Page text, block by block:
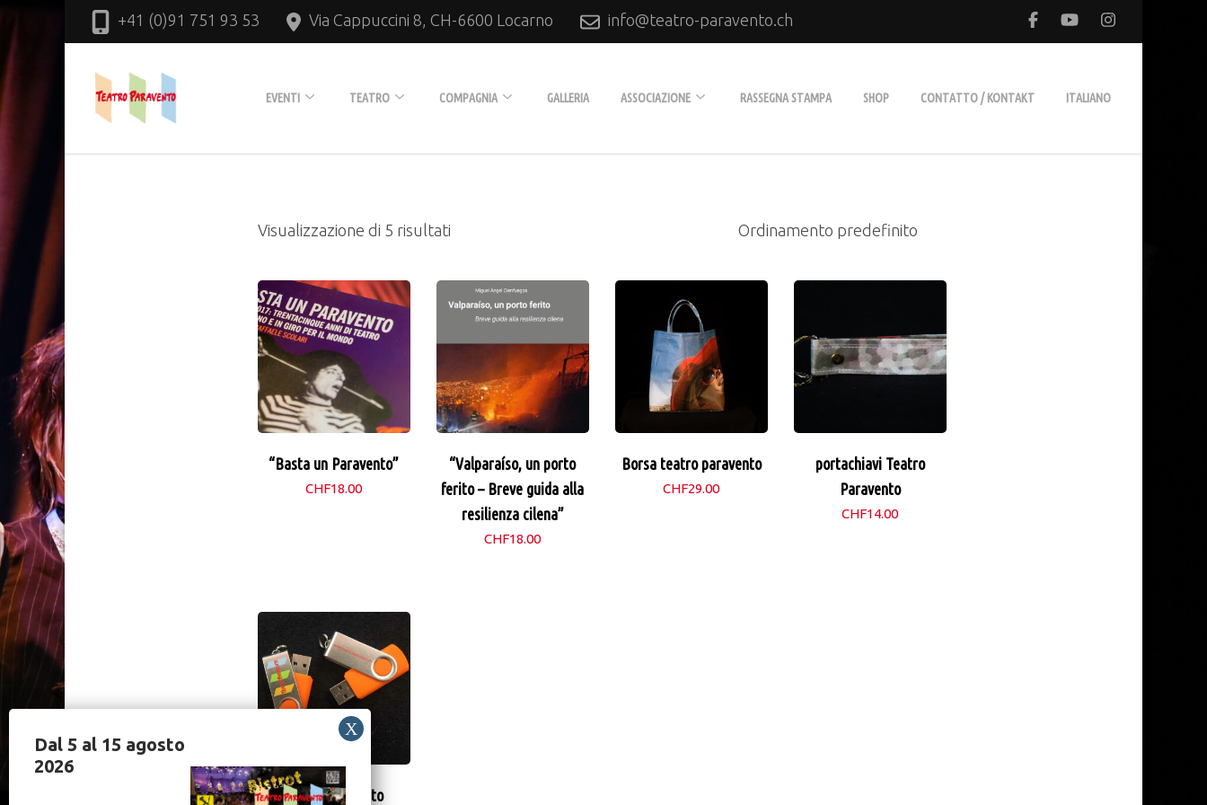
+41 (0)91 751 93 53 Via Cappuccini 8, CH-6600 Locarno info@teatro-paravento.ch
EVENTI
Il Bistrot Teatro Paravento
TEATRO
Il Giardino
COMPAGNIA
Archivio
GALLERIA ASSOCIAZIONE RASSEGNA STAMPA SHOP CONTATTO / KONTAKT ITALIANO
Visualizzazione di 5 risultati
“Basta un Paravento”
CHF18.00
“Valparaíso, un porto
ferito – Breve guida alla
resilienza cilena”
CHF18.00
Borsa teatro paravento
CHF29.00
portachiavi Teatro
Paravento
CHF14.00
Teatro d’Asporto
Dal 5 al 15 agosto
2026